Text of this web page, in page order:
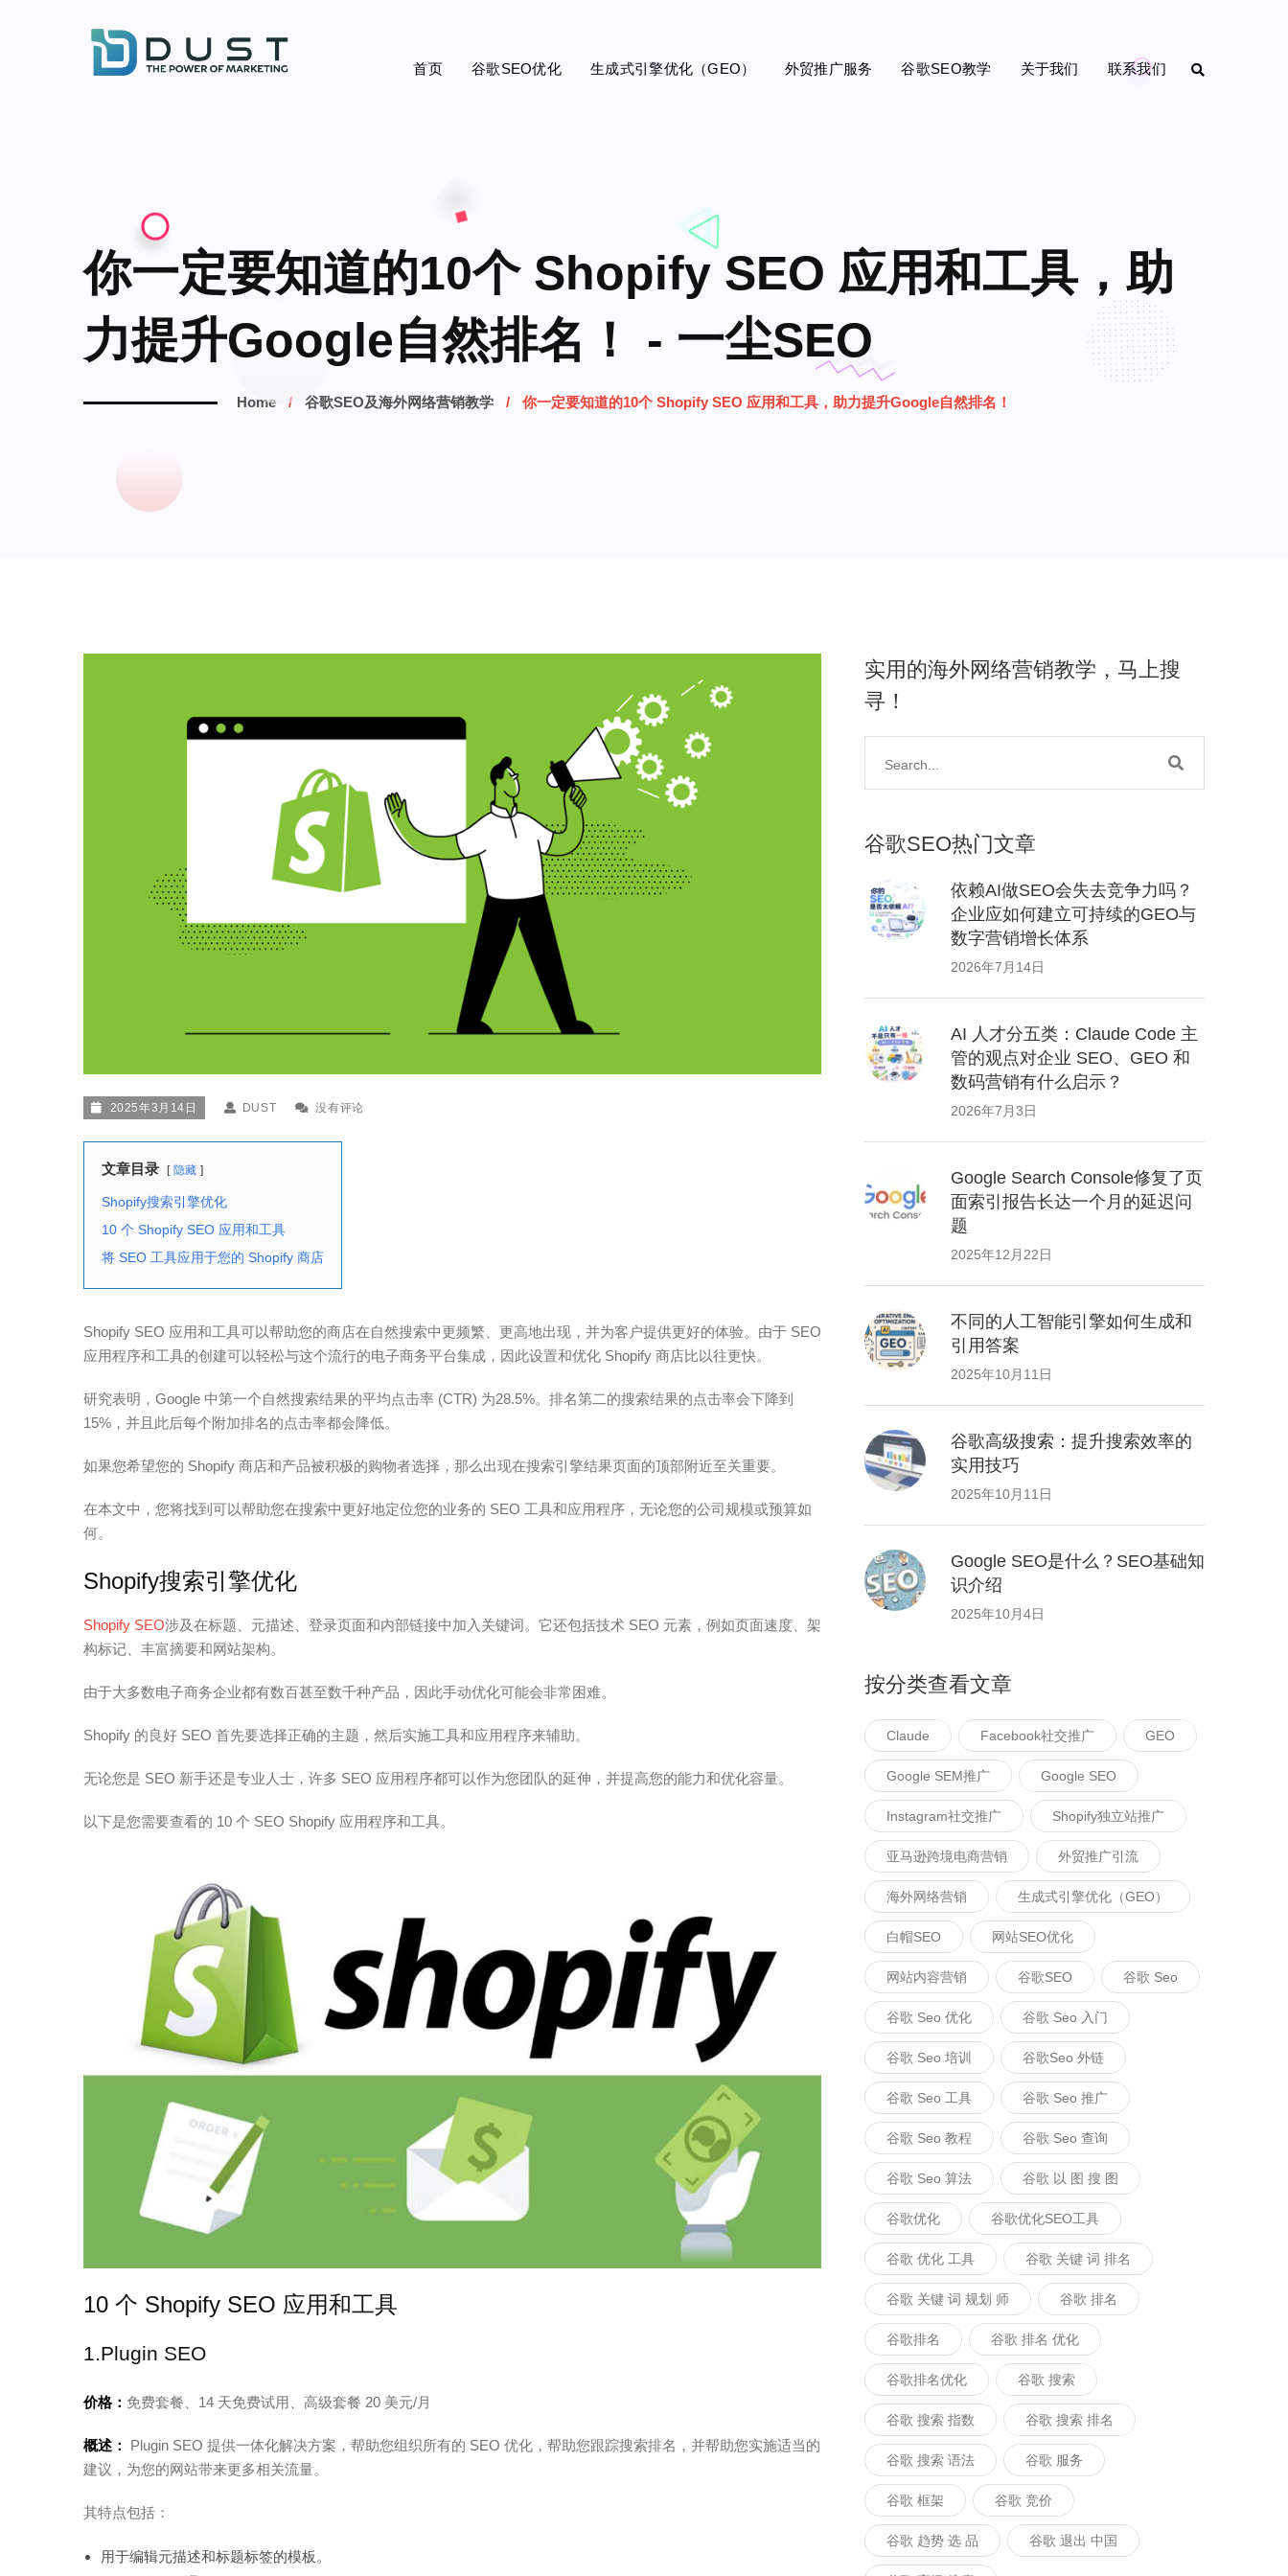
首页 谷歌SEO优化 生成式引擎优化（GEO） 外贸推广服务 谷歌SEO教学 关于我们 联系我们
你一定要知道的10个 Shopify SEO 应用和工具，助
力提升Google自然排名！ - 一尘SEO
Home 谷歌SEO及海外网络营销教学 你一定要知道的10个 Shopify SEO 应用和工具，助力提升Google自然排名！
2025年3月14日 DUST 没有评论
文章目录 隐藏
Shopify搜索引擎优化
10 个 Shopify SEO 应用和工具
将 SEO 工具应用于您的 Shopify 商店
Shopify SEO 应用和工具可以帮助您的商店在自然搜索中更频繁、更高地出现，并为客户提供更好的体验。由于 SEO
应用程序和工具的创建可以轻松与这个流行的电子商务平台集成，因此设置和优化 Shopify 商店比以往更快。
研究表明，Google 中第一个自然搜索结果的平均点击率 (CTR) 为28.5%。排名第二的搜索结果的点击率会下降到
15%，并且此后每个附加排名的点击率都会降低。
如果您希望您的 Shopify 商店和产品被积极的购物者选择，那么出现在搜索引擎结果页面的顶部附近至关重要。
在本文中，您将找到可以帮助您在搜索中更好地定位您的业务的 SEO 工具和应用程序，无论您的公司规模或预算如
何。
Shopify搜索引擎优化
Shopify SEO涉及在标题、元描述、登录页面和内部链接中加入关键词。它还包括技术 SEO 元素，例如页面速度、架
构标记、丰富摘要和网站架构。
由于大多数电子商务企业都有数百甚至数千种产品，因此手动优化可能会非常困难。
Shopify 的良好 SEO 首先要选择正确的主题，然后实施工具和应用程序来辅助。
无论您是 SEO 新手还是专业人士，许多 SEO 应用程序都可以作为您团队的延伸，并提高您的能力和优化容量。
以下是您需要查看的 10 个 SEO Shopify 应用程序和工具。
10 个 Shopify SEO 应用和工具
1.Plugin SEO
价格： 免费套餐、14 天免费试用、高级套餐 20 美元/月
概述：
Plugin SEO 提供一体化解决方案，帮助您组织所有的 SEO 优化，帮助您跟踪搜索排名，并帮助您实施适当的
建议，为您的网站带来更多相关流量。
其特点包括：
用于编辑元描述和标题标签的模板。
实用的海外网络营销教学，马上搜
寻！
谷歌SEO热门文章
依赖AI做SEO会失去竞争力吗？
企业应如何建立可持续的GEO与
数字营销增长体系
2026年7月14日
AI 人才分五类：Claude Code 主
管的观点对企业 SEO、GEO 和
数码营销有什么启示？
2026年7月3日
Google Search Console修复了页
面索引报告长达一个月的延迟问
题
2025年12月22日
不同的人工智能引擎如何生成和
引用答案
2025年10月11日
谷歌高级搜索：提升搜索效率的
实用技巧
2025年10月11日
Google SEO是什么？SEO基础知
识介绍
2025年10月4日
按分类查看文章
Claude Facebook社交推广 GEO
Google SEM推广 Google SEO
Instagram社交推广 Shopify独立站推广
亚马逊跨境电商营销 外贸推广引流
海外网络营销 生成式引擎优化（GEO）
白帽SEO 网站SEO优化
网站内容营销 谷歌SEO 谷歌 Seo
谷歌 Seo 优化 谷歌 Seo 入门
谷歌 Seo 培训 谷歌seo 外链
谷歌 Seo 工具 谷歌 Seo 推广
谷歌 Seo 教程 谷歌 Seo 查询
谷歌 Seo 算法 谷歌 以 图 搜 图
谷歌优化 谷歌优化SEO工具
谷歌 优化 工具 谷歌 关键 词 排名
谷歌 关键 词 规划 师 谷歌 排名
谷歌排名 谷歌 排名 优化
谷歌排名优化 谷歌 搜索
谷歌 搜索 指数 谷歌 搜索 排名
谷歌 搜索 语法 谷歌 服务
谷歌 框架 谷歌 竞价
谷歌 趋势 选 品 谷歌 退出 中国